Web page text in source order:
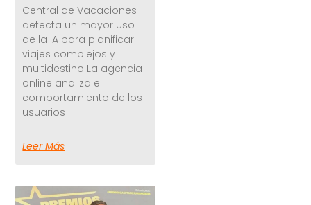
Central de Vacaciones
detecta un mayor uso
de la IA para planificar
viajes complejos y
multidestino La agencia
online analiza el
comportamiento de los
usuarios
Leer Más